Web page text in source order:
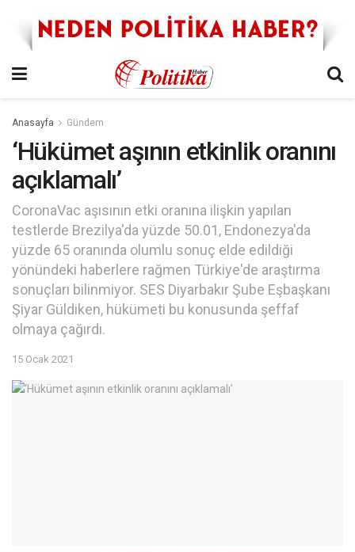
Anasayfa Gündem
‘Hükümet aşının etkinlik oranını
açıklamalı’
CoronaVac aşısının etki oranına ilişkin yapılan
testlerde Brezilya'da yüzde 50.01, Endonezya'da
yüzde 65 oranında olumlu sonuç elde edildiği
yönündeki haberlere rağmen Türkiye'de araştırma
sonuçları bilinmiyor. SES Diyarbakır Şube Eşbaşkanı
Şiyar Güldiken, hükümeti bu konusunda şeffaf
olmaya çağırdı.
15 Ocak 2021